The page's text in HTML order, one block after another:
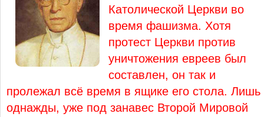
Католической Церкви во
время фашизма. Хотя
протест Церкви против
уничтожения евреев был
составлен, он так и
пролежал всё время в ящике его стола. Лишь
однажды, уже под занавес Второй Мировой